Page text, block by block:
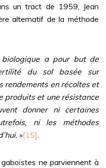
un tract de 1959, Jean
alternatif de la méthode
biologique a pour but de
du sol basée sur
rendements en récoltes et
produits et une résistance
donner ni certaines
ni les méthodes
»[15].
ne parviennent à